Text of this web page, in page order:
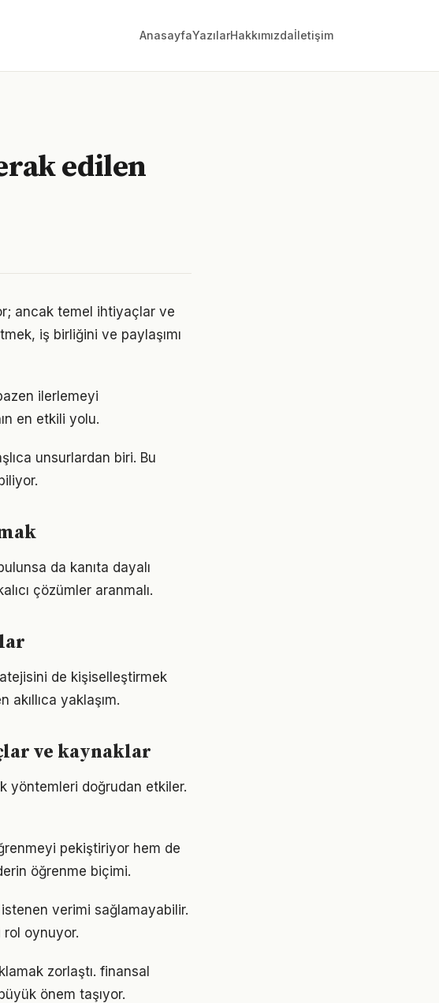
AnasayfaYazılarHakkımızdaİletişim
edilen
ancak temel ihtiyaçlar ve
iş birliğini ve paylaşımı
ilerlemeyi
en etkili yolu.
unsurlardan biri. Bu
da kanıta dayalı
çözümler aranmalı.
de kişiselleştirmek
yaklaşım.
ve kaynaklar
yöntemleri doğrudan etkiler.
pekiştiriyor hem de
öğrenme biçimi.
istenen verimi sağlamayabilir.
rol oynuyor.
zorlaştı. finansal
önem taşıyor.